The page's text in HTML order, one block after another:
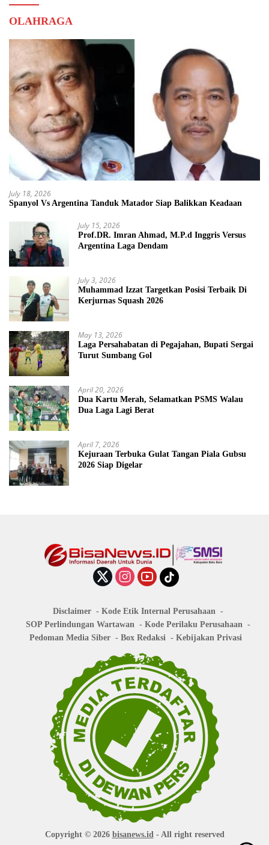
OLAHRAGA
July 18, 2026
Spanyol Vs Argentina Tanduk Matador Siap Balikkan Keadaan
July 15, 2026
Prof.DR. Imran Ahmad, M.P.d Inggris Versus
Argentina Laga Dendam
July 3, 2026
Muhammad Izzat Targetkan Posisi Terbaik Di
Kerjurnas Squash 2026
May 13, 2026
Laga Persahabatan di Pegajahan, Bupati Sergai
Turut Sumbang Gol
April 20, 2026
Dua Kartu Merah, Selamatkan PSMS Walau
Dua Laga Lagi Berat
April 7, 2026
Kejuraan Terbuka Gulat Tangan Piala Gubsu
2026 Siap Digelar
Disclaimer
Kode Etik Internal Perusahaan
SOP Perlindungan Wartawan
Kode Perilaku Perusahaan
Pedoman Media Siber
Box Redaksi Kebijakan Privasi
Copyright © 2026 bisanews.id - All right reserved